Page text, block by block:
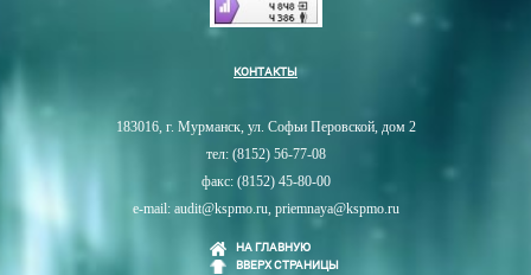
КОНТАКТЫ
183016, г. Мурманск, ул. Софьи Перовской, дом 2
тел: (8152) 56-77-08
факс: (8152) 45-80-00
e-mail: audit@kspmo.ru, priemnaya@kspmo.ru
НА ГЛАВНУЮ
ВВЕРХ СТРАНИЦЫ